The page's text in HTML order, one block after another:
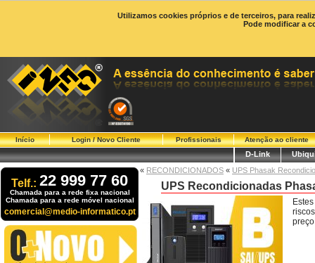
Utilizamos cookies próprios e de terceiros, para
Pode modificar a
Início Login / Novo Cliente Profissionais Atenção ao cliente
D-Link
Telf.: 22 999 77 60
Chamada para a rede fixa nacional
Chamada para a rede móvel nacional
comercial@medio-informatico.pt
« RECONDICIONADOS « UPS Phasak
UPS Recondicionadas